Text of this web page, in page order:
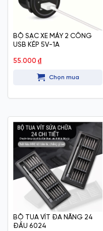
BỘ SẠC XE MÁY 2 CÔNG
USB KÉP 5V-1A
55.000 ₫
Chọn mua
BỘ TUA VÍT ĐA NĂNG 24
ĐẦU 6024